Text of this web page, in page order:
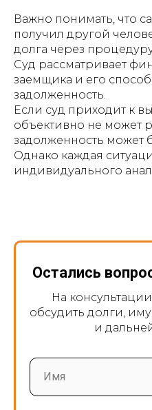
Важно понимать, что
получил другой
долга через
Суд рассматривает
заемщика и его
задолженность.
Если суд приходит к
объективно не может
задолженность может
Однако каждая
индивидуального
Остались
На
обсудить долги,
и
Имя